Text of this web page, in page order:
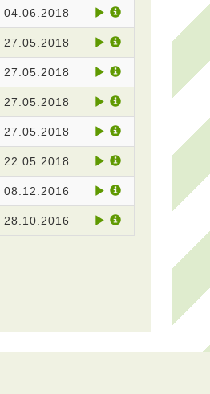
04.06.2018
27.05.2018
27.05.2018
27.05.2018
27.05.2018
22.05.2018
08.12.2016
28.10.2016